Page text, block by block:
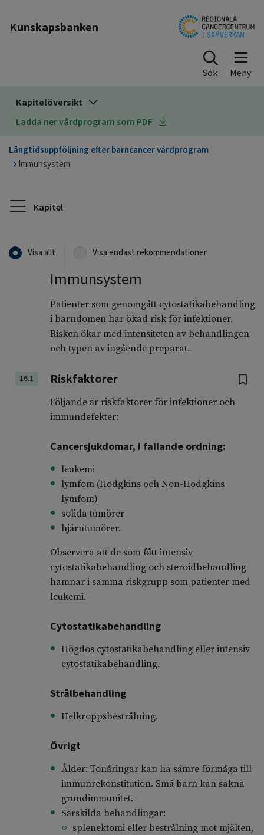
Kunskapsbanken
Sök
Kapitelöversikt
Ladda ner vårdprogram som PDF
Långtidsuppföljning efter barncancer vårdprogram
Immunsystem
Kapitel
Visa allt Visa endast rekommendationer
Immunsystem
Patienter som genomgått cytostatikabehandling
i barndomen har ökad risk för infektioner.
Risken ökar med intensiteten av behandlingen
och typen av ingående preparat.
16.1 Riskfaktorer
Följande är riskfaktorer för infektioner och
immundefekter:
Cancersjukdomar, i fallande ordning:
leukemi
lymfom (Hodgkins och Non-Hodgkins
lymfom)
solida tumörer
hjärntumörer.
Observera att de som fått intensiv
cytostatikabehandling och steroidbehandling
hamnar i samma riskgrupp som patienter med
leukemi.
Cytostatikabehandling
Högdos cytostatikabehandling eller intensiv
cytostatikabehandling.
Strålbehandling
Helkroppsbestrålning.
Övrigt
Ålder: Tonåringar kan ha sämre förmåga till
immunrekonstitution. Små barn kan sakna
grundimmunitet.
Särskilda behandlingar:
splenektomi eller bestrålning mot mjälten,